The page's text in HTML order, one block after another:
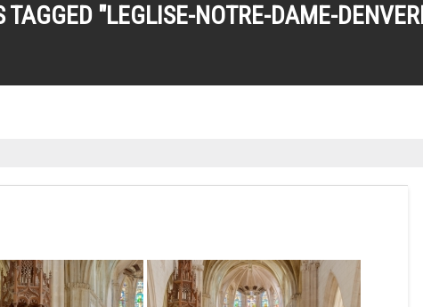
TAGGED "LEGLISE-NOTRE-DAME-